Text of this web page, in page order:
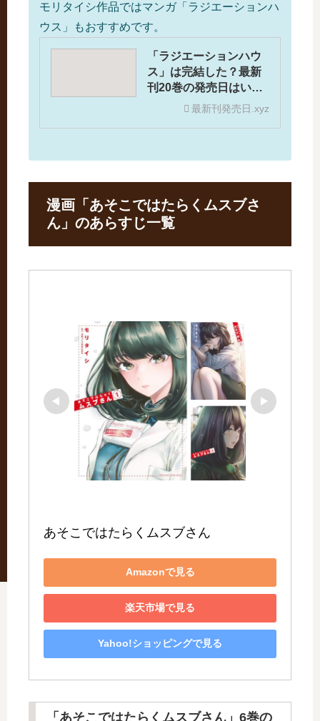
モリタイシ作品ではマンガ「ラジエーションハ
ウス」もおすすめです。
「ラジエーションハウ
ス」は完結した？最新
刊20巻の発売日はい
最新刊発売日.xyz
漫画「あそこではたらくムスブさ
ん」のあらすじ一覧
あそこではたらくムスブさん
Amazonで見る
楽天市場で見る
Yahoo!ショッピングで見る
「あそこではたらくムスブさん」6巻の